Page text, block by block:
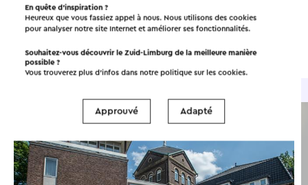
Hébergements
En quête d’inspiration ?
Heureux que vous fassiez appel à nous. Nous utilisons des cookies
pour analyser notre site Internet et améliorer ses fonctionnalités.
Souhaitez-vous découvrir le Zuid-Limburg de la meilleure manière
possible ?
Vous trouverez plus d’infos dans notre politique sur lescookies.
Approuvé Adapté